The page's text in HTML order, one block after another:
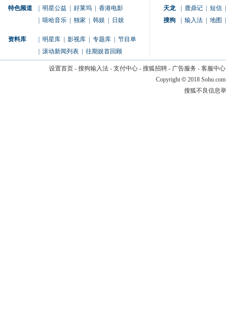
特色频道 明星公益 好莱坞
香港电影
嘻哈音乐 独家 韩娱 日娱
资料库 明星库 影视库 专题库
节目单
滚动新闻列表 往期娱首回顾
天龙
鹿鼎记 短信
搜狗
输入法 地图
设置首页- 搜狗输入法- 支付中心- 搜狐招聘- 广告服务 - 客服中心
Copyright © 2018
搜狐不良信息